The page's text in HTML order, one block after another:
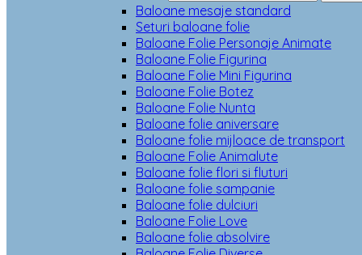
Baloane mesaje standard
Seturi baloane folie
Baloane Folie Personaje Animate
Baloane Folie Figurina
Baloane Folie Mini Figurina
Baloane Folie Botez
Baloane Folie Nunta
Baloane folie aniversare
Baloane folie mijloace de transport
Baloane Folie Animalute
Baloane folie flori si fluturi
Baloane folie sampanie
Baloane folie dulciuri
Baloane Folie Love
Baloane folie absolvire